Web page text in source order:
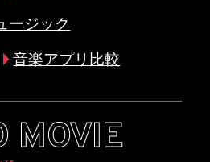
ージック
音楽アプリ比較
MOVIE